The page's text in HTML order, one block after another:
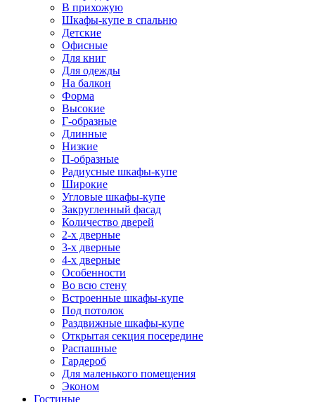
В прихожую
Шкафы-купе в спальню
Детские
Офисные
Для книг
Для одежды
На балкон
Форма
Высокие
Г-образные
Длинные
Низкие
П-образные
Радиусные шкафы-купе
Широкие
Угловые шкафы-купе
Закругленный фасад
Количество дверей
2-х дверные
3-х дверные
4-х дверные
Особенности
Во всю стену
Встроенные шкафы-купе
Под потолок
Раздвижные шкафы-купе
Открытая секция посередине
Распашные
Гардероб
Для маленького помещения
Эконом
Гостиные